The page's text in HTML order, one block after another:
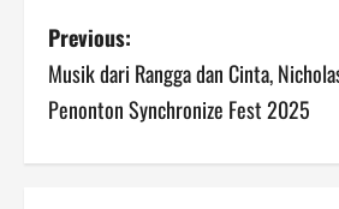
P
o
Previous:
Musik dari Rangga dan Cinta,
Penonton Synchronize Fest 2025